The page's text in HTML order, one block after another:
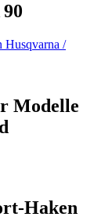
Modelle
Haken